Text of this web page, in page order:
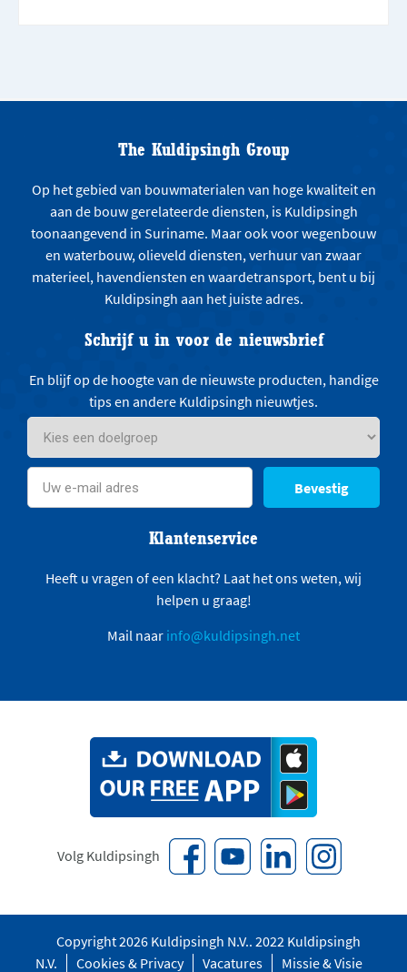
The Kuldipsingh Group
Op het gebied van bouwmaterialen van hoge kwaliteit en
aan de bouw gerelateerde diensten, is Kuldipsingh
toonaangevend in Suriname. Maar ook voor wegenbouw
en waterbouw, olieveld diensten, verhuur van zwaar
materieel, havendiensten en waardetransport, bent u bij
Kuldipsingh aan het juiste adres.
Schrijf u in voor de nieuwsbrief
En blijf op de hoogte van de nieuwste producten, handige
tips en andere Kuldipsingh nieuwtjes.
Bevestig
Klantenservice
Heeft u vragen of een klacht? Laat het ons weten, wij
helpen u graag!
Mail naar info@kuldipsingh.net
Volg Kuldipsingh
Copyright 2026 Kuldipsingh N.V.. 2022 Kuldipsingh
N.V.
Cookies & Privacy Vacatures Missie & Visie